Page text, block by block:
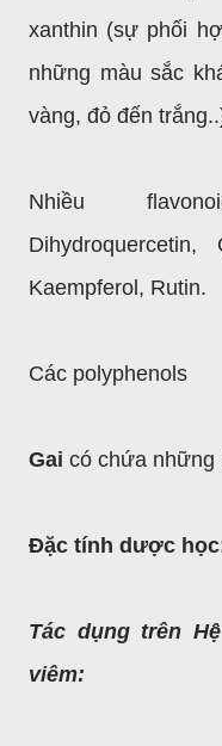
xanthin (sự phối
những màu sắc
vàng, đỏ đến
Nhiều
Kaempferol, Rutin.
Các polyphenols
Gai có chứa những
Ðặc tính dược
Tác dụng trên
viêm: